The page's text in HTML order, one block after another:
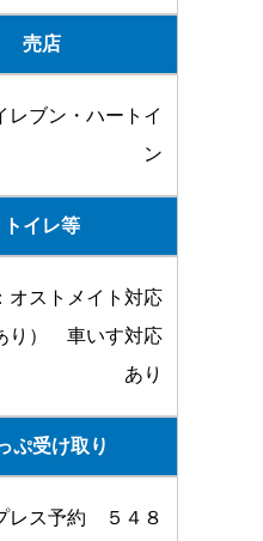
売店
レブン・ハートイ
ン
トイレ等
オストメイト対応
り） 車いす対応
あり
ぷ受け取り
レス予約 ５４８